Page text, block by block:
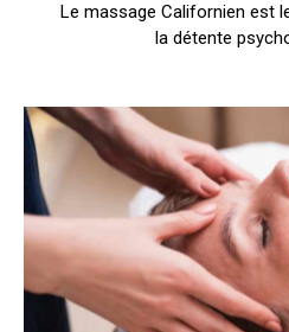
Le massage Californien est
la détente